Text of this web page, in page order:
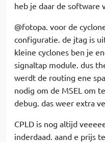
heb je daar de software
@fotopa. voor de
configuratie. de jtag is
kleine cyclones ben je
signaltap module. dus
werdt de routing ene
nodig om de MSEL om
debug. das weer extra
CPLD is nog altijd
inderdaad. aand e prijs